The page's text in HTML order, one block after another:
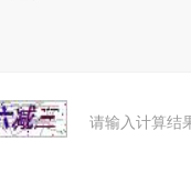
请输入计算结